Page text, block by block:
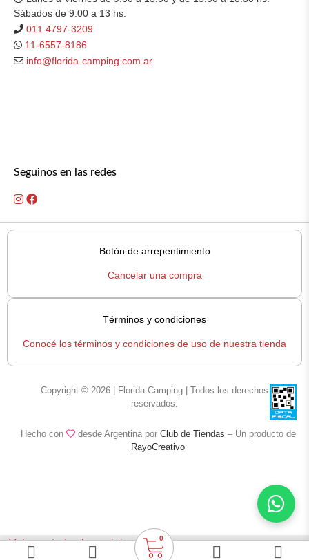
0
Sábados de 9:00 a 13 hs.
011 4797-3209
11-6557-8186
info@florida-camping.com.ar
Seguinos en las redes
Botón de arrepentimiento
Cancelar una compra
Términos y condiciones
Conocé los términos y condiciones de uso de nuestra tienda
Copyright © 2026 | Florida-Camping | Todos los derechos
reservados.
Hecho con desde Argentina por Club de Tiendas – Un producto de
RayoCreativo
< Volver a todas las opiniones